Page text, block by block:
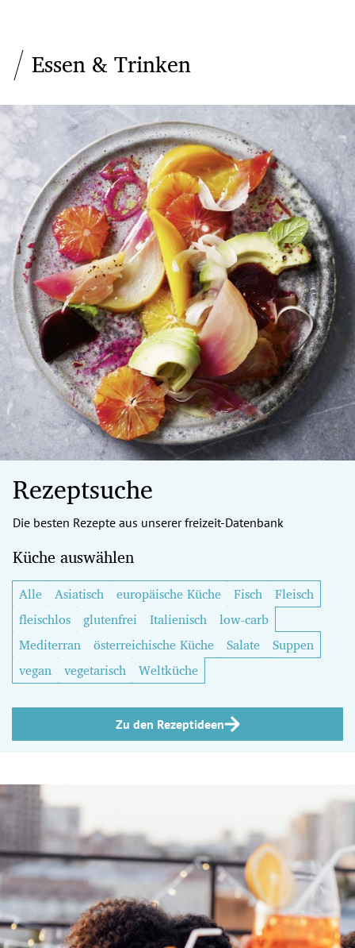
Essen & Trinken
Rezeptsuche
Die besten Rezepte aus unserer freizeit-Datenbank
Küche auswählen
Alle Asiatisch europäische Küche Fisch
Fleisch
fleischlos
glutenfrei Italienisch
low-carb
Mediterran
österreichische Küche Salate
Suppen
vegan
vegetarisch Weltküche
Zu den Rezeptideen